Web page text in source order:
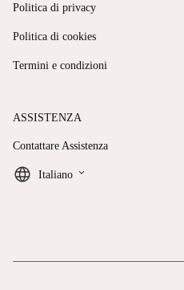
Politica di privacy
Politica di cookies
Termini e condizioni
ASSISTENZA
Contattare Assistenza
Italiano keyboard_arrow_down